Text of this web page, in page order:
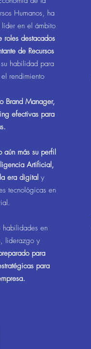
Humanos, ha
en el ámbito
roles destacados
de Recursos
habilidad para
rendimiento
Brand Manager,
efectivas para
aún más su perfil
Artificial,
la era digitaly
tecnológicas en
habilidades en
liderazgo y
para
para